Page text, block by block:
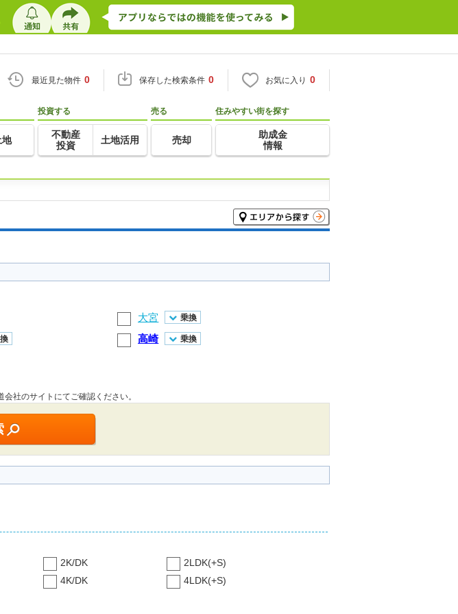
最近見た物件 0 保存した検索条件 0 お気に入り 0
地
投資する
不動産
投資
土地活用
売る
売却
住みやすい街を探す
助成金
情報
大宮 乗換
高崎 乗換
社のサイトにてご確認ください。
2K/DK
2LDK(+S)
4K/DK
4LDK(+S)